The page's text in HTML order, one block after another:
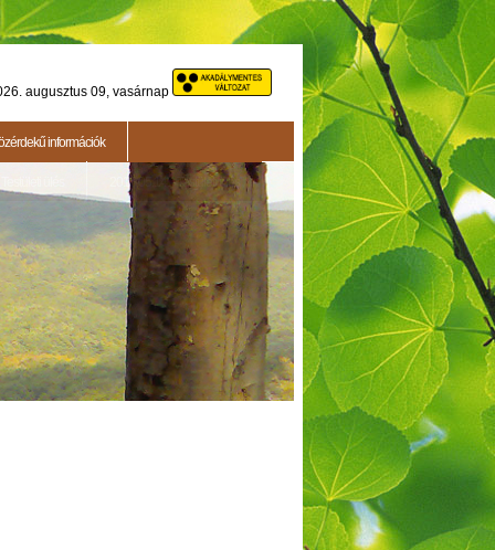
augusztus 09, vasárnap
információk
2015.05.14. - Testületi ülés